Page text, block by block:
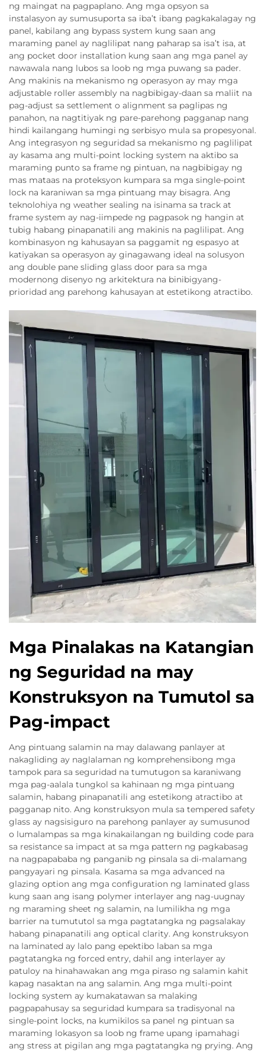
ng maingat na pagpaplano. Ang mga opsyon sa
instalasyon ay sumusuporta sa iba’t ibang pagkakalagay ng
panel, kabilang ang bypass system kung saan ang
maraming panel ay naglilipat nang paharap sa isa’t isa, at
ang pocket door installation kung saan ang mga panel ay
nawawala nang lubos sa loob ng mga puwang sa pader.
Ang makinis na mekanismo ng operasyon ay may mga
adjustable roller assembly na nagbibigay-daan sa maliit na
pag-adjust sa settlement o alignment sa paglipas ng
panahon, na nagtitiyak ng pare-parehong pagganap nang
hindi kailangang humingi ng serbisyo mula sa propesyonal.
Ang integrasyon ng seguridad sa mekanismo ng paglilipat
ay kasama ang multi-point locking system na aktibo sa
maraming punto sa frame ng pintuan, na nagbibigay ng
mas mataas na proteksyon kumpara sa mga single-point
lock na karaniwan sa mga pintuang may bisagra. Ang
teknolohiya ng weather sealing na isinama sa track at
frame system ay nag-iimpede ng pagpasok ng hangin at
tubig habang pinapanatili ang makinis na paglilipat. Ang
kombinasyon ng kahusayan sa paggamit ng espasyo at
katiyakan sa operasyon ay ginagawang ideal na solusyon
ang double pane sliding glass door para sa mga
modernong disenyo ng arkitektura na binibigyang-
prioridad ang parehong kahusayan at estetikong atractibo.
Mga Pinalakas na Katangian
ng Seguridad na may
Konstruksyon na Tumutol sa
Pag-impact
Ang pintuang salamin na may dalawang panlayer at
nakagliding ay naglalaman ng komprehensibong mga
tampok para sa seguridad na tumutugon sa karaniwang
mga pag-aalala tungkol sa kahinaan ng mga pintuang
salamin, habang pinapanatili ang estetikong atractibo at
pagganap nito. Ang konstruksyon mula sa tempered safety
glass ay nagsisiguro na parehong panlayer ay sumusunod
o lumalampas sa mga kinakailangan ng building code para
sa resistance sa impact at sa mga pattern ng pagkabasag
na nagpapababa ng panganib ng pinsala sa di-malamang
pangyayari ng pinsala. Kasama sa mga advanced na
glazing option ang mga configuration ng laminated glass
kung saan ang isang polymer interlayer ang nag-uugnay
ng maraming sheet ng salamin, na lumilikha ng mga
barrier na tumututol sa mga pagtatangka ng pagsalakay
habang pinapanatili ang optical clarity. Ang konstruksyon
na laminated ay lalo pang epektibo laban sa mga
pagtatangka ng forced entry, dahil ang interlayer ay
patuloy na hinahawakan ang mga piraso ng salamin kahit
kapag nasaktan na ang salamin. Ang mga multi-point
locking system ay kumakatawan sa malaking
pagpapahusay sa seguridad kumpara sa tradisyonal na
single-point locks, na kumikilos sa panel ng pintuan sa
maraming lokasyon sa loob ng frame upang ipamahagi
ang stress at pigilan ang mga pagtatangka ng prying. Ang